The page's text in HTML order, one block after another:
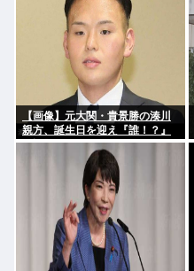
【画像】元大関・貴景勝の湊川
親方、誕生日を迎え『誰！？』
と話題に